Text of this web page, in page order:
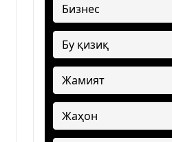
Бизнес
Бу қизиқ
Жамият
Жаҳон